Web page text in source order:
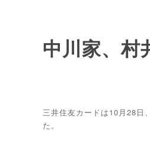
中川家、村
三井住友カードは10月28日
た。